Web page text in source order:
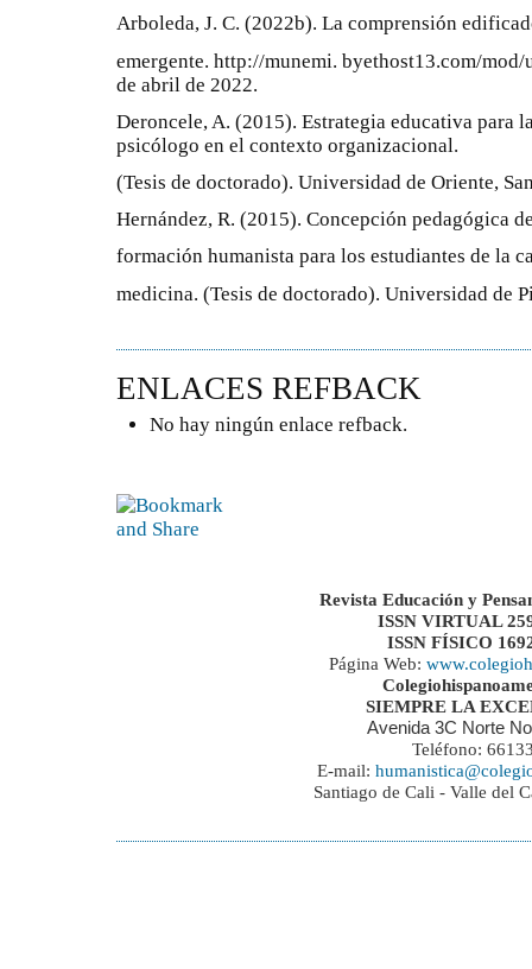
Arboleda, J. C. (2022b). La comprensión
emergente. http://munemi. byethost13.com/
de abril de 2022.
Deroncele, A. (2015). Estrategia educativa para
psicólogo en el contexto organizacional.
(Tesis de doctorado). Universidad de Oriente,
Hernández, R. (2015). Concepción pedagógica
formación humanista para los estudiantes de la
medicina. (Tesis de doctorado). Universidad de
ENLACES REFBACK
No hay ningún enlace refback.
Revista Educación y
ISSN VIRTUAL
ISSN FÍSICO
Página Web:
SIEMPRE LA
Avenida 3C Norte
Teléfono:
E-mail:
Santiago de Cali - Valle del